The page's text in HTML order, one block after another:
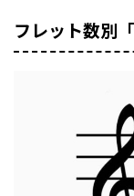
フレット数別